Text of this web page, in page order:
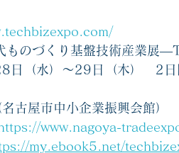
のづくり基盤技術産業展
（水）～29日（木）　2
屋市中小企業振興会館）
www.nagoya-
my.ebook5.net/